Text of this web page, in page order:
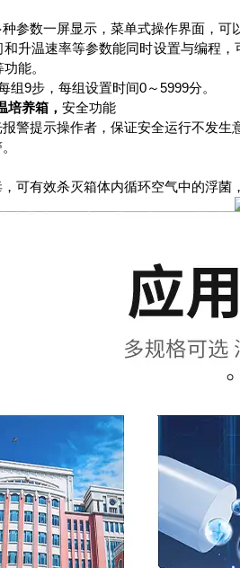
参数一屏显示，菜单式操作界面，可
升温速率等参数能同时设置与编程
能。
组9步，每组设置时间0～5999分。
培养箱 ，安全功能
警提示操作者，保证安全运行不发生
可有效杀灭箱体内循环空气中的浮菌